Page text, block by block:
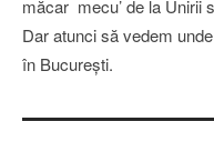
măcar mecu’ de la Unirii
Dar atunci să vedem
în Bucureşti.